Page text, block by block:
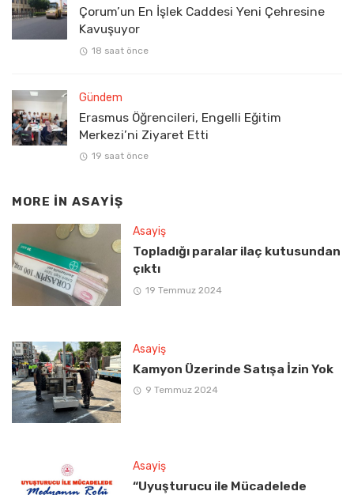
Çorum’un En İşlek Caddesi Yeni Çehresine
Kavuşuyor
18 saat önce
Gündem
Erasmus Öğrencileri, Engelli Eğitim
Merkezi’ni Ziyaret Etti
19 saat önce
MORE IN ASAYIŞ
Asayiş
Topladığı paralar ilaç kutusundan
çıktı
19 Temmuz 2024
Asayiş
Kamyon Üzerinde Satışa İzin Yok
9 Temmuz 2024
Asayiş
“Uyuşturucu ile Mücadelede